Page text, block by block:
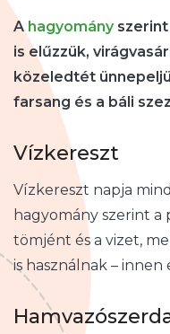
A hagyomány
is elűzzük,
közeledtét
farsang és a báli
Vízkereszt
Vízkereszt napja
hagyomány szerint
tömjént és a vizet,
is használnak – innen